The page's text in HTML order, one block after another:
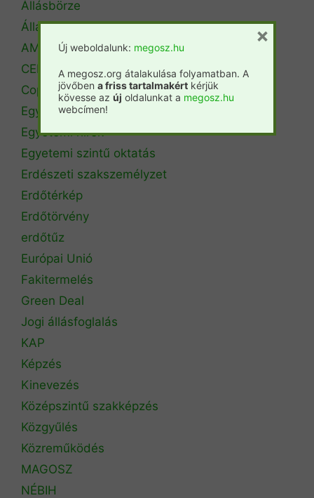
Állásbörze
Álláshirdetés
AM Erdőrendezési Főosztály
CEPF
Copa Cogeca
Egyéb
Egyetemi hírek
Egyetemi szintű oktatás
Erdészeti szakszemélyzet
Erdőtérkép
Erdőtörvény
erdőtűz
Európai Unió
Fakitermelés
Green Deal
Jogi állásfoglalás
KAP
Képzés
Kinevezés
Középszintű szakképzés
Közgyűlés
Közreműködés
MAGOSZ
NÉBIH
Új weboldalunk: megosz.hu
A megosz.org átalakulása folyamatban. A
jövőben a friss tartalmakért kérjük
kövesse az új oldalunkat a megosz.hu
webcímen!
×